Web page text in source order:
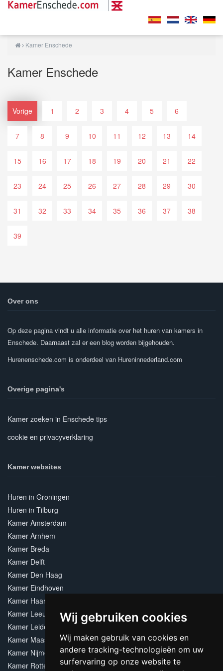
Wij gebruiken cookies
Wij maken gebruik van cookies en
andere tracking-technologieën om uw
surfervaring op onze website te
Kamer Enschede
Kamer Enschede
Vorige 1 2 3 4 5 6
7 8 9 10 11 12 13 14
15 16 17 18 19 20 21 22
23 24 25 26 27 28 29 30
31 32 33 34 35 36 37 38
39
Over ons
Op deze pagina vindt u alle informatie over het huren van kamers in
Enschede. Daarnaast zal er een blog worden bijgehouden.
Hurenenschede.com is onderdeel van Hureninnederland.com
Overige pagina's
Kamer zoeken in Enschede tips
cookie en privacyverklaring
Kamer websites
Huren in Groningen
Huren in Tilburg
Kamer Amsterdam
Kamer Arnhem
Kamer Breda
Kamer Delft
Kamer Den Haag
Kamer Eindhoven
Kamer Haarlem
Kamer Leeuwarden
Kamer Leiden
Kamer Maastricht
Kamer Nijmegen
Kamer Rotterdam